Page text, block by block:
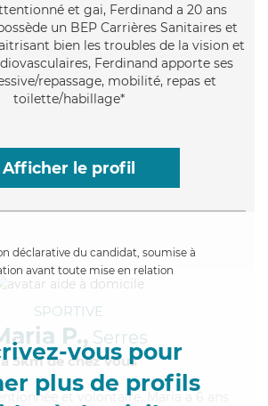
et gai, Ferdinand a 20 ans
un BEP Carrières Sanitaires et
bien les troubles de la vision et
Ferdinand apporte ses
repassage, mobilité, repas et
toilette/habillage*
Afficher le profil
déclarative du candidat, soumise à
avant toute mise en relation
vous pour
plus de profils
SPORTIVE
P., Serres
à 5km de chez Vous
et volontaire, Maria a 6 ans